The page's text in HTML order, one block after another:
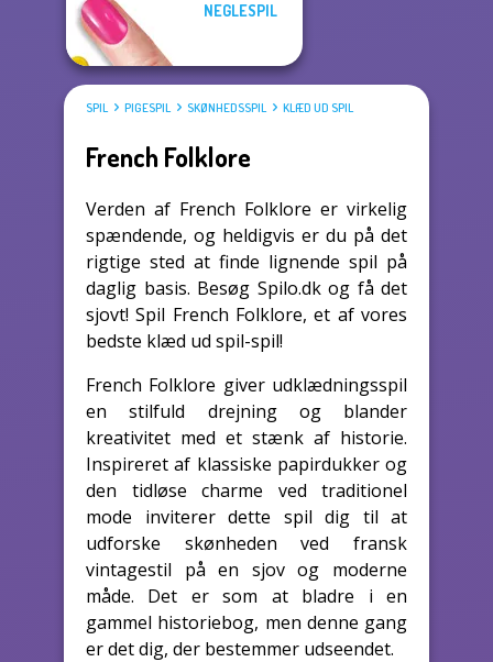
NEGLESPIL
SPIL PIGESPIL SKØNHEDSSPIL KLÆD UD SPIL
French Folklore
Verden af French Folklore er virkelig
spændende, og heldigvis er du på det
rigtige sted at finde lignende spil på
daglig basis. Besøg Spilo.dk og få det
sjovt! Spil French Folklore, et af vores
bedste klæd ud spil-spil!
French Folklore giver udklædningsspil
en stilfuld drejning og blander
kreativitet med et stænk af historie.
Inspireret af klassiske papirdukker og
den tidløse charme ved traditionel
mode inviterer dette spil dig til at
udforske skønheden ved fransk
vintagestil på en sjov og moderne
måde. Det er som at bladre i en
gammel historiebog, men denne gang
er det dig, der bestemmer udseendet.